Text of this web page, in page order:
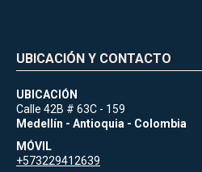
UBICACIÓN Y CONTACTO
UBICACIÓN
Calle 42B # 63C - 159
Medellín - Antioquia - Colombia
MÓVIL
+573229412639